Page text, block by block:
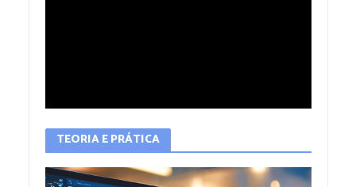
TEORIA E PRÁTICA